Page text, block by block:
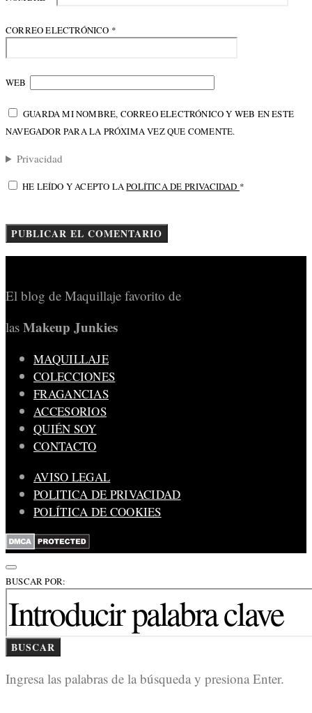
CORREO ELECTRÓNICO *
WEB
GUARDA MI NOMBRE, CORREO ELECTRÓNICO Y WEB EN ESTE
NAVEGADOR PARA LA PRÓXIMA VEZ QUE COMENTE.
Privacidad
HE LEÍDO Y ACEPTO LAPOLÍTICA DE PRIVACIDAD *
El blog de Maquillaje favorito de
las Makeup Junkies
MAQUILLAJE
COLECCIONES
FRAGANCIAS
ACCESORIOS
QUIÉN SOY
CONTACTO
AVISO LEGAL
POLITICA DE PRIVACIDAD
POLÍTICA DE COOKIES
BUSCAR POR:
BUSCAR
Ingresa las palabras de la búsqueda y presiona Enter.